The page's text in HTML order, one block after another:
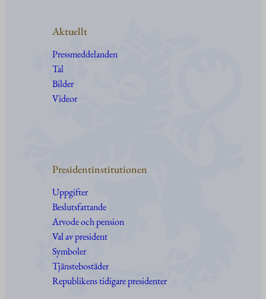
Aktuellt
Pressmeddelanden
Tal
Bilder
Videor
Presidentinstitutionen
Uppgifter
Beslutsfattande
Arvode och pension
Val av president
Symboler
Tjänstebostäder
Republikens tidigare presidenter